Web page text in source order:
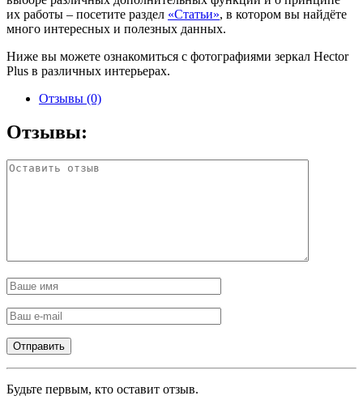
их работы – посетите раздел «Статьи», в котором вы найдёте
много интересных и полезных данных.
Ниже вы можете ознакомиться с фотографиями зеркал Hector
Plus в различных интерьерах.
Отзывы (0)
Отзывы:
Будьте первым, кто оставит отзыв.